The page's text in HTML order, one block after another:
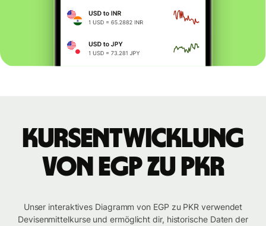
Kursentwicklung
von EGP zu PKR
Unser interaktives Diagramm von EGP zu PKR verwendet
Devisenmittelkurse und ermöglicht dir, historische Daten der